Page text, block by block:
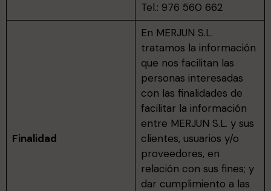
Tel.: 976 560 662
Finalidad
En MERJUN S.L.
tratamos la información
que nos facilitan las
personas interesadas
con las finalidades de
facilitar la información
entre MERJUN S.L. y sus
clientes, usuarios y/o
proveedores, en
relación con sus fines; y
dar cumplimiento a las